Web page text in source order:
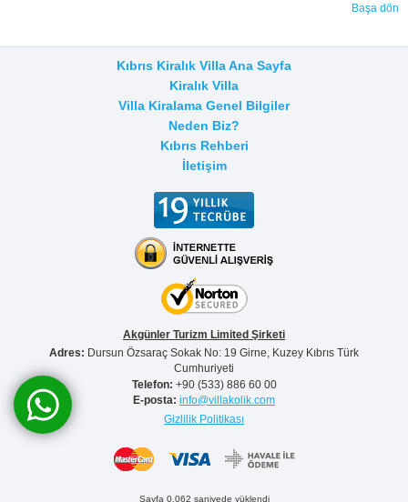
Başa dön
Kıbrıs Kiralık Villa Ana Sayfa
Kiralık Villa
Villa Kiralama Genel Bilgiler
Neden Biz?
Kıbrıs Rehberi
İletişim
Akgünler Turizm Limited Şirketi
Adres: Dursun Özsaraç Sokak No: 19 Girne, Kuzey Kıbrıs Türk
Cumhuriyeti
Telefon: +90 (533) 886 60 00
E-posta: info@villakolik.com
Gizlilik Politikası
Sayfa 0.062 saniyede yüklendi